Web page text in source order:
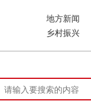
地方新闻
乡村振兴